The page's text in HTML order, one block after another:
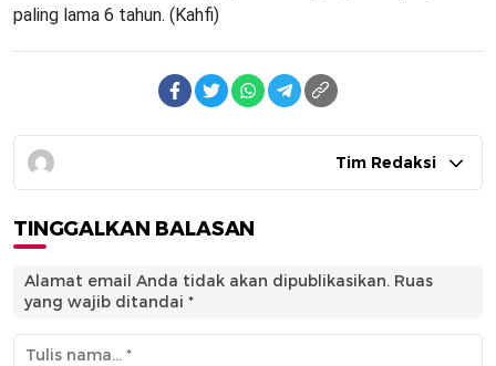
paling lama 6 tahun. (Kahfi)
Tim Redaksi
TINGGALKAN BALASAN
Alamat email Anda tidak akan dipublikasikan. Ruas
yang wajib ditandai *